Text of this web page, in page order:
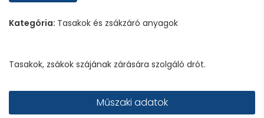
Kategória: Tasakok és zsákzáró anyagok
Tasakok, zsákok szájának zárására szolgáló drót.
Műszaki adatok